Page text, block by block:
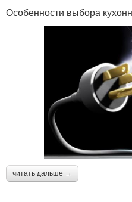
Особенности выбора
читать дальше →